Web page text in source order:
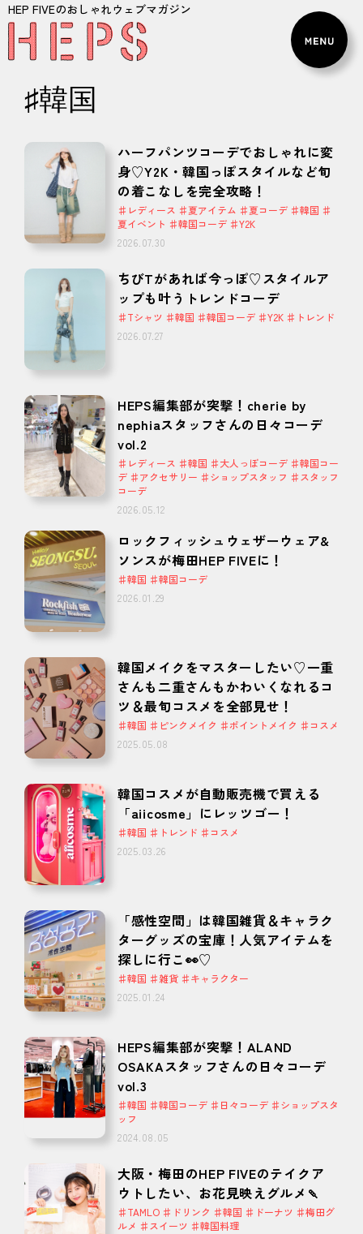
HEP FIVEのおしゃれウェブマガジン
♯韓国
ハーフパンツコーデでおしゃれに変
身♡Y2K・韓国っぽスタイルなど旬
の着こなしを完全攻略！
♯レディース ♯夏アイテム ♯夏コーデ ♯韓国 ♯
夏イベント ♯韓国コーデ ♯Y2K
2026.07.30
ちびTがあれば今っぽ♡スタイルア
ップも叶うトレンドコーデ
♯Tシャツ ♯韓国 ♯韓国コーデ ♯Y2K ♯トレンド
2026.07.27
HEPS編集部が突撃！cherie by
nephiaスタッフさんの日々コーデ
vol.2
♯レディース ♯韓国 ♯大人っぽコーデ ♯韓国コー
デ ♯アクセサリー ♯ショップスタッフ ♯スタッフ
コーデ
2026.05.12
ロックフィッシュウェザーウェア&
ソンスが梅田HEP FIVEに！
♯韓国 ♯韓国コーデ
2026.01.29
韓国メイクをマスターしたい♡一重
さんも二重さんもかわいくなれるコ
ツ＆最旬コスメを全部見せ！
♯韓国 ♯ピンクメイク ♯ポイントメイク ♯コスメ
2025.05.08
韓国コスメが自動販売機で買える
「aiicosme」にレッツゴー！
♯韓国 ♯トレンド ♯コスメ
2025.03.26
「感性空間」は韓国雑貨＆キャラク
ターグッズの宝庫！人気アイテムを
探しに行こ👀♡
♯韓国 ♯雑貨 ♯キャラクター
2025.01.24
HEPS編集部が突撃！ALAND
OSAKAスタッフさんの日々コーデ
vol.3
♯韓国 ♯韓国コーデ ♯日々コーデ ♯ショップスタ
ッフ
2024.08.05
大阪・梅田のHEP FIVEのテイクア
ウトしたい、お花見映えグルメ🍡
♯TAMLO ♯ドリンク ♯韓国 ♯ドーナツ ♯梅田グ
ルメ ♯スイーツ ♯韓国料理